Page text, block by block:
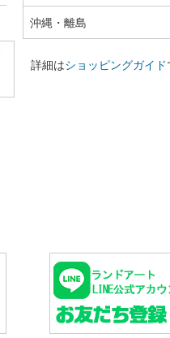
沖縄・離島
詳細はショッピングガイド